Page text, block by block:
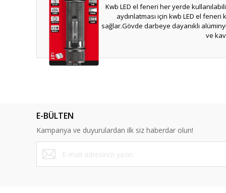
Kwb LED el feneri her yerde
aydınlatması için kwb LED el
sağlar.Gövde darbeye dayanıklı
ve
Ürün fiyatı diğer sitelerden daha
Bu ürüne benzer farklı alternatifler
E-BÜLTEN
Kampanya ve duyurulardan ilk siz haberdar olun!